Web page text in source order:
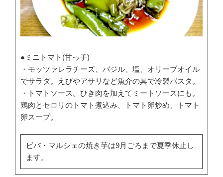
●ミニトマト(甘っ子)
・モッツァレラチーズ、バジル、塩、オリーブオイル
でサラダ。えびやアサリなど魚介の具で冷製パスタ。
・トマトソース。ひき肉を加えてミートソースにも。
鶏肉とセロリのトマト煮込み、トマト卵炒め、トマト
卵スープ。
ビバ・マルシェの焼き芋は9月ごろまで夏季休止し
ます。